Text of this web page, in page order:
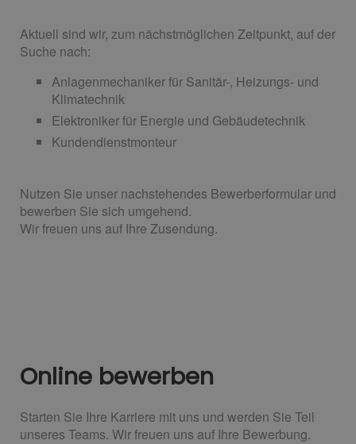
Aktuell sind wir, zum nächstmöglichen Zeitpunkt, auf der
Suche nach:
Anlagenmechaniker für Sanitär-, Heizungs- und
Klimatechnik
Elektroniker für Energie und Gebäudetechnik
Kundendienstmonteur
Nutzen Sie unser nachstehendes Bewerberformular und
bewerben Sie sich umgehend.
Wir freuen uns auf Ihre Zusendung.
Online bewerben
Starten Sie Ihre Karriere mit uns und werden Sie Teil
unseres Teams. Wir freuen uns auf Ihre Bewerbung.